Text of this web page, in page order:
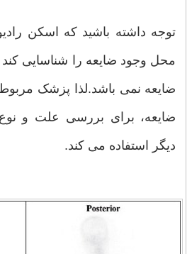
توجه داشته باشید که اسکن
محل وجود ضایعه را شناسایی کند
ضایعه نمی باشد.لذا پزشک
ضایعه، برای بررسی علت و
دیگر استفاده می کند.